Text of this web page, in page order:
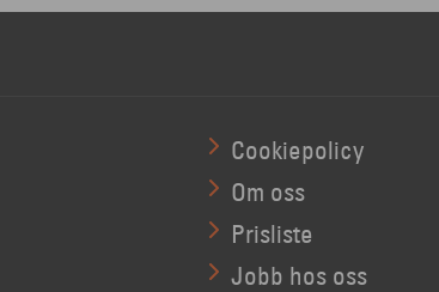
Cookiepolicy
Om oss
Prisliste
Jobb hos oss